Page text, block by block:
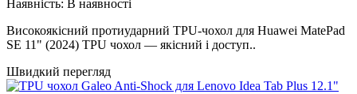
Наявність: В наявності
Високоякісний протиударний TPU-чохол для Huawei MatePad
SE 11" (2024) TPU чохол — якісний і доступ..
Швидкий перегляд